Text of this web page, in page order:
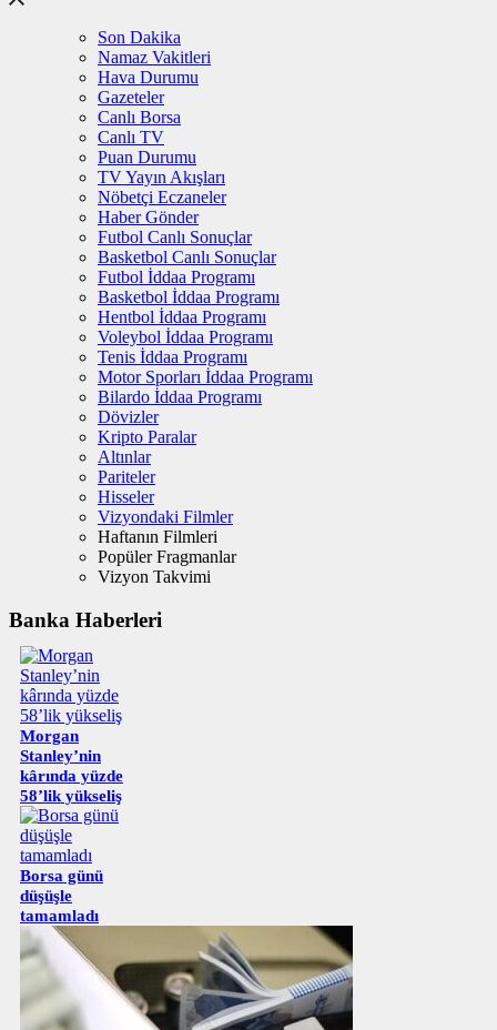
Son Dakika
Namaz Vakitleri
Hava Durumu
Gazeteler
Canlı Borsa
Canlı TV
Puan Durumu
TV Yayın Akışları
Nöbetçi Eczaneler
Haber Gönder
Futbol Canlı Sonuçlar
Basketbol Canlı Sonuçlar
Futbol İddaa Programı
Basketbol İddaa Programı
Hentbol İddaa Programı
Voleybol İddaa Programı
Tenis İddaa Programı
Motor Sporları İddaa Programı
Bilardo İddaa Programı
Dövizler
Kripto Paralar
Altınlar
Pariteler
Hisseler
Vizyondaki Filmler
Haftanın Filmleri
Popüler Fragmanlar
Vizyon Takvimi
Banka Haberleri
Morgan
Stanley’nin
kârında yüzde
58’lik yükseliş
Borsa günü
düşüşle
tamamladı